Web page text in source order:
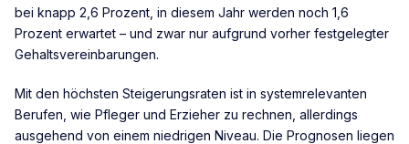
bei knapp 2,6 Prozent, in diesem Jahr werden noch 1,6
Prozent erwartet – und zwar nur aufgrund vorher festgelegter
Gehaltsvereinbarungen.
Mit den höchsten Steigerungsraten ist in systemrelevanten
Berufen, wie Pfleger und Erzieher zu rechnen, allerdings
ausgehend von einem niedrigen Niveau. Die Prognosen liegen